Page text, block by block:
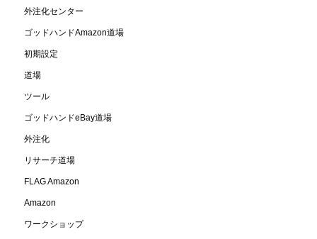
外注化センター
ゴッドハンドAmazon道場
初期設定
道場
ツール
ゴッドハンドeBay道場
外注化
リサーチ道場
FLAG Amazon
Amazon
ワークショップ